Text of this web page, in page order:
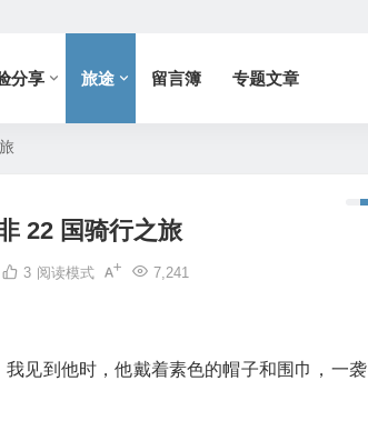
分享 旅途 留言簿 专题文章
22 国骑行之旅
7,241
3 阅读模式
见到他时，他戴着素色的帽子和围巾，一袭